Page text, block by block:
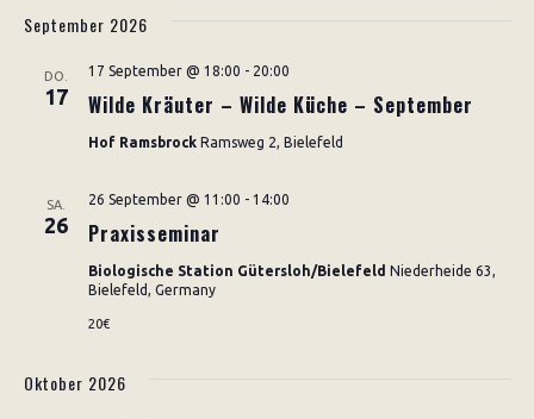
September 2026
DO.
17 Wilde Kräuter – Wilde Küche – September
17 September @ 18:00 - 20:00
Hof Ramsbrock Ramsweg 2, Bielefeld
SA.
26 Praxisseminar
26 September @ 11:00 - 14:00
Biologische Station Gütersloh/Bielefeld Niederheide 63,
Bielefeld, Germany
20€
Oktober 2026